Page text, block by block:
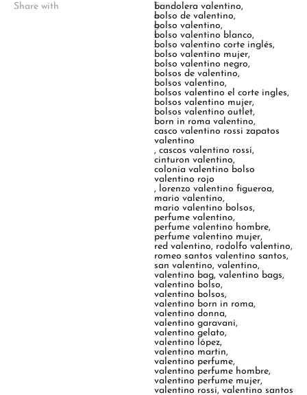
Share with
T
a
g
s
:
bandolera valentino,
bolso de valentino,
bolso valentino,
bolso valentino blanco,
bolso valentino corte inglés,
bolso valentino mujer,
bolso valentino negro,
bolsos de valentino,
bolsos valentino,
bolsos valentino el corte ingles,
bolsos valentino mujer,
bolsos valentino outlet,
born in roma valentino,
casco valentino rossi zapatos
valentino
, cascos valentino rossi,
cinturon valentino,
colonia valentino bolso
valentino rojo
, lorenzo valentino figueroa,
mario valentino,
mario valentino bolsos,
perfume valentino,
perfume valentino hombre,
perfume valentino mujer,
red valentino, rodolfo valentino,
romeo santos valentino santos,
san valentino, valentino,
valentino bag, valentino bags,
valentino bolso,
valentino bolsos,
valentino born in roma,
valentino donna,
valentino garavani,
valentino gelato,
valentino lópez,
valentino martin,
valentino perfume,
valentino perfume hombre,
valentino perfume mujer,
valentino rossi, valentino santos